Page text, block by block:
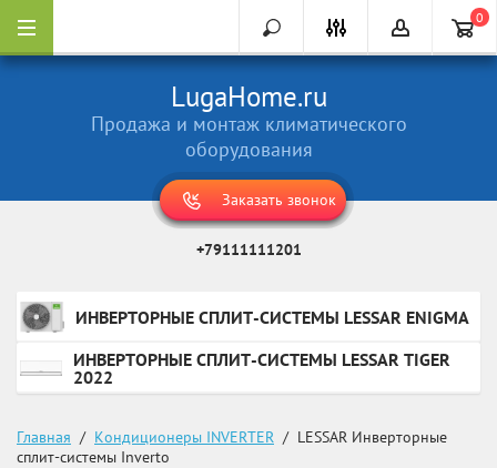
0
LugaHome.ru
Продажа и монтаж климатического
оборудования
Заказать звонок
+79111111201
ИНВЕРТОРНЫЕ СПЛИТ-СИСТЕМЫ LESSAR ENIGMA
ИНВЕРТОРНЫЕ СПЛИТ-СИСТЕМЫ LESSAR TIGER
2022
Главная
  /
Кондиционеры INVERTER
  /  LESSAR Инверторные
сплит-системы Inverto